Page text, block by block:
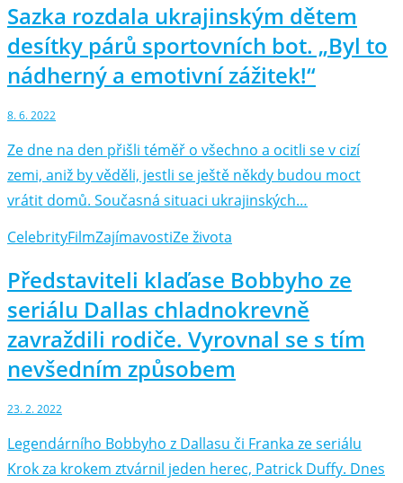
Sazka rozdala ukrajinským dětem
desítky párů sportovních bot. „Byl to
nádherný a emotivní zážitek!“
8. 6. 2022
Ze dne na den přišli téměř o všechno a ocitli se v cizí
zemi, aniž by věděli, jestli se ještě někdy budou moct
vrátit domů. Současná situaci ukrajinských…
CelebrityFilmZajímavostiZe života
Představiteli klaďase Bobbyho ze
seriálu Dallas chladnokrevně
zavraždili rodiče. Vyrovnal se s tím
nevšedním způsobem
23. 2. 2022
Legendárního Bobbyho z Dallasu či Franka ze seriálu
Krok za krokem ztvárnil jeden herec, Patrick Duffy. Dnes